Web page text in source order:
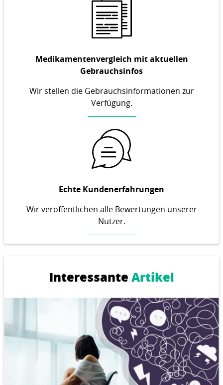
Medikamentenvergleich mit aktuellen
Gebrauchsinfos
Wir stellen die Gebrauchsinformationen zur
Verfügung.
Echte Kundenerfahrungen
Wir veröffentlichen alle Bewertungen unserer
Nutzer.
Interessante Artikel